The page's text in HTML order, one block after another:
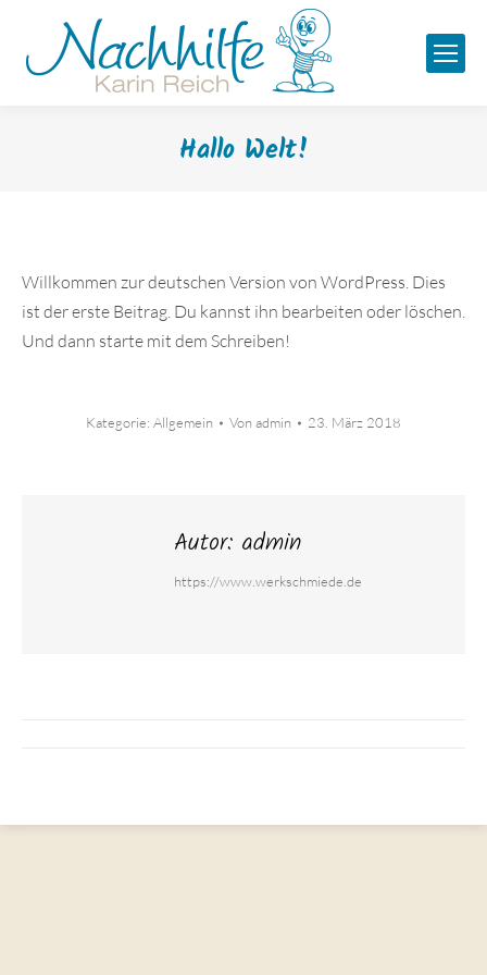
Hallo Welt!
Willkommen zur deutschen Version von WordPress. Dies
ist der erste Beitrag. Du kannst ihn bearbeiten oder löschen.
Und dann starte mit dem Schreiben!
Kategorie: Allgemein Von admin 23. März 2018
Autor: admin
https://www.werkschmiede.de